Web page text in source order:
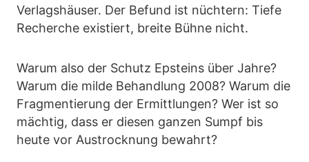
Verlagshäuser. Der Befund ist nüchtern: Tiefe
Recherche existiert, breite Bühne nicht.
Warum also der Schutz Epsteins über Jahre?
Warum die milde Behandlung 2008? Warum die
Fragmentierung der Ermittlungen? Wer ist so
mächtig, dass er diesen ganzen Sumpf bis
heute vor Austrocknung bewahrt?